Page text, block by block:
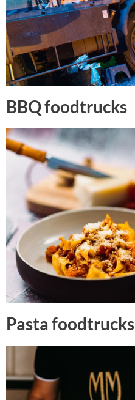
BBQ foodtrucks
Pasta foodtrucks